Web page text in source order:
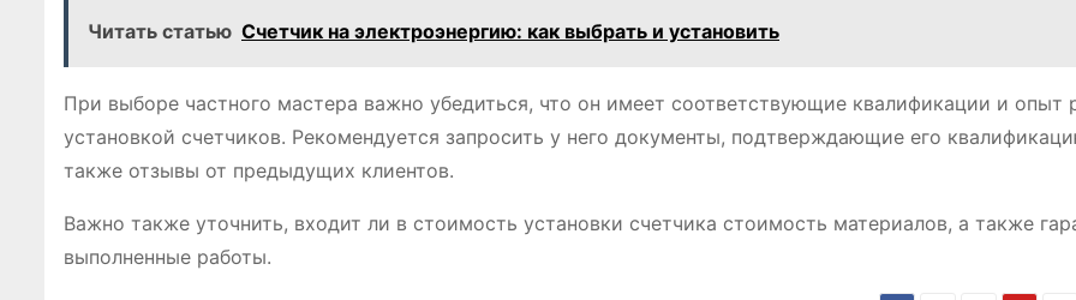
Читать статью Счетчик на электроэнергию: как выбрать и установить
При выборе частного мастера важно убедиться, что он имеет соответствующие квалификации и опыт
установкой счетчиков. Рекомендуется запросить у него документы, подтверждающие его
также отзывы от предыдущих клиентов.
Важно также уточнить, входит ли в стоимость установки счетчика стоимость материалов, а также
выполненные работы.